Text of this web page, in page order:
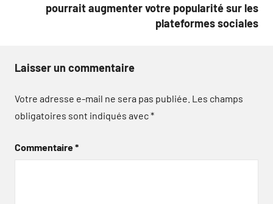
pourrait augmenter votre popularité sur les
plateformes sociales
Laisser un commentaire
Votre adresse e-mail ne sera pas publiée. Les champs
obligatoires sont indiqués avec*
Commentaire*